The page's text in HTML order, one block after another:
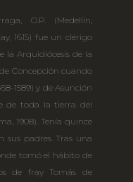
O.P. (Medellín,
1615) fue un clérigo
la Arquidiócesis de la
Concepción cuando
1589) y de Asunción
de toda la tierra del
1908). Tenía quince
sus padres. Tras una
tomó el hábito de
de fray Tomás de